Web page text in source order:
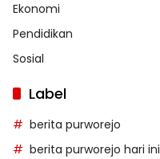
Ekonomi
Pendidikan
Sosial
Label
berita purworejo
berita purworejo hari ini